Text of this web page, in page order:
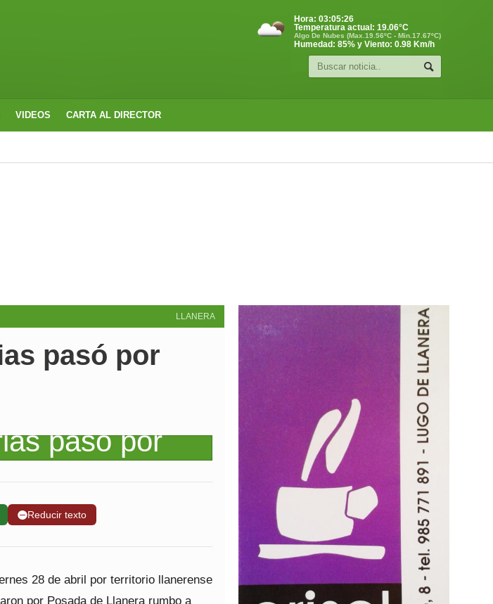
Hora: 03:05:26
Temperatura actual: 19.06°C
Algo De Nubes (Max.19.56ºC - Min.17.67ºC)
Humedad: 85% y Viento: 0.98 Km/h
VIDEOS CARTA AL DIRECTOR
LLANERA
pasó por
➖Reducir texto
28 de abril por territorio llanerense
por Posada de Llanera rumbo a